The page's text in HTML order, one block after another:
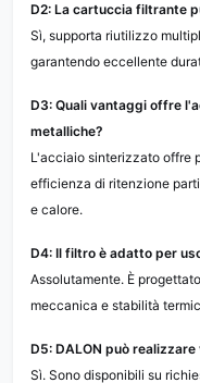
D2: La cartuccia filtrante
Sì, supporta riutilizzo
garantendo eccellente
D3: Quali vantaggi offre
metalliche?
L'acciaio sinterizzato offre
efficienza di ritenzione
e calore.
D4: Il filtro è adatto per
Assolutamente. È
meccanica e stabilità
D5: DALON può
Sì. Sono disponibili su